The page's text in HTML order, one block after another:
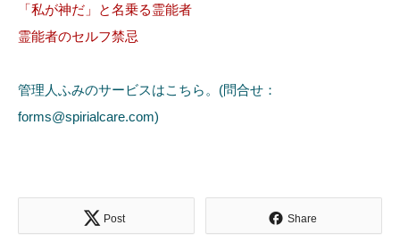
「私が神だ」と名乗る霊能者
霊能者のセルフ禁忌
管理人ふみのサービスはこちら。(問合せ：
forms@spirialcare.com)
Post Share